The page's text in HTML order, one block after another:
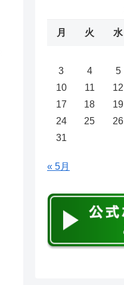
月 火 水
3
4 5
10
11 12
17
18 19
24
25 26
31
« 5月